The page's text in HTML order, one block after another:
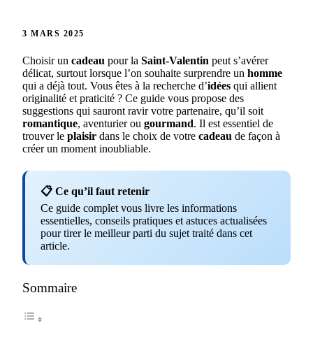
3 MARS 2025
Choisir un cadeau pour la Saint-Valentin peut s’avérer
délicat, surtout lorsque l’on souhaite surprendre un homme
qui a déjà tout. Vous êtes à la recherche d’idées qui allient
originalité et praticité ? Ce guide vous propose des
suggestions qui sauront ravir votre partenaire, qu’il soit
romantique, aventurier ou gourmand. Il est essentiel de
trouver le plaisir dans le choix de votre cadeau de façon à
créer un moment inoubliable.
📋 Ce qu’il faut retenir
Ce guide complet vous livre les informations
essentielles, conseils pratiques et astuces actualisées
pour tirer le meilleur parti du sujet traité dans cet
article.
Sommaire